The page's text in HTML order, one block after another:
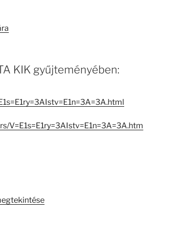
KIK gyűjteményében:
V=E1s=E1ry=3AIstv=E1n=3A=3A.htm